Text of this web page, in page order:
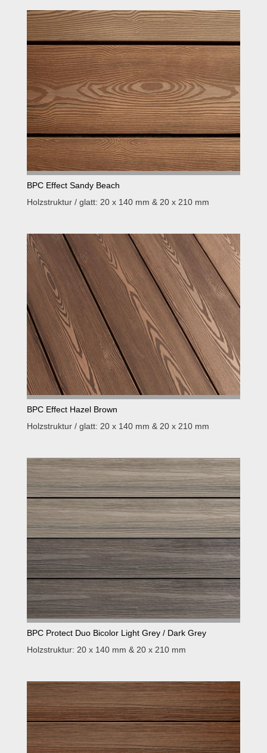
BPC Effect Sandy Beach
Holzstruktur / glatt: 20 x 140 mm & 20 x 210 mm
BPC Effect Hazel Brown
Holzstruktur / glatt: 20 x 140 mm & 20 x 210 mm
BPC Protect Duo Bicolor Light Grey / Dark Grey
Holzstruktur: 20 x 140 mm & 20 x 210 mm